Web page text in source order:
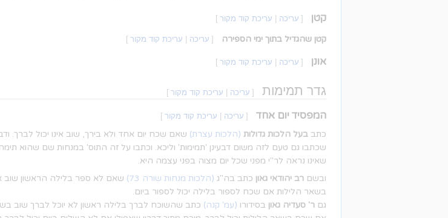
קטן [ עריכה עריכת קוד מקור ]
קטן שהגדיל בתוך ימי הספירה [ עריכה עריכת קוד מקור ]
אונן [ עריכה עריכת קוד מקור ]
גדר תמימות [ עריכה עריכת קוד מקור ]
המפסיד יום אחד [ עריכה עריכת קוד מקור ]
כתב בעל הלכות גדולות (הלכות עצרת) שאם שכח יום אחד ולא בירך, שוב אינו יכול לברך.
שכתבו גם טעם לזה משום דבעינן 'תמימות' וליכא. וכתבו על זה התוס' במנחות שם שהוא תימה
שאינו נראה לר"י מפני שכל יום מצוה בפני עצמה היא.
ובשם רב יהודאי גאון כתב בה"ג (הלכות מנחות שורה 73)
שאם לא ספר בלילה הראשון שוב
בשאר הלילות אם שכח לספור בלילה יכול לספור ביום.
גם ר' סעדיה גאון בסידורו (עמ' קנה) כתב שהשוכח לברך בלילה ראשון לא יוכל לברך שוב